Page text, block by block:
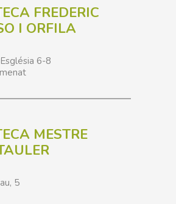
FREDERIC
I ORFILA
6-8
MESTRE
5